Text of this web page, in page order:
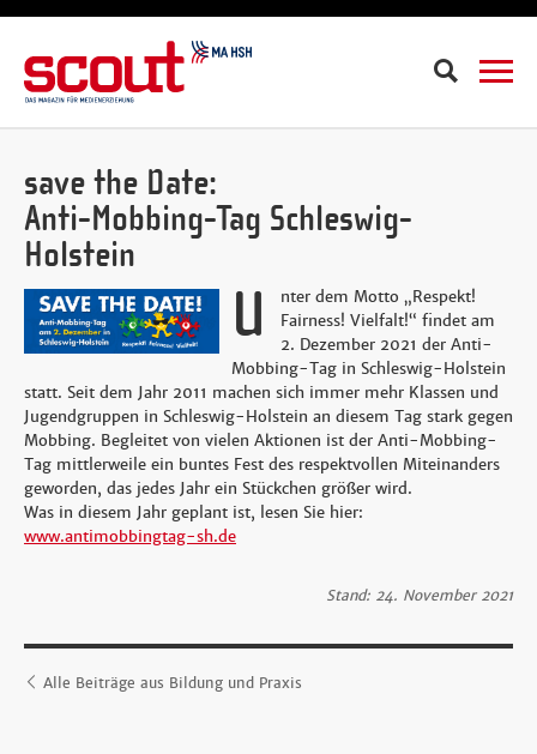
Suche
save the Date:
Anti-Mobbing-Tag Schleswig-
Holstein
U
nter dem Motto „Respekt!
Fairness! Vielfalt!“ findet am
2. Dezember 2021 der Anti-
Mobbing-Tag in Schleswig-Holstein
statt. Seit dem Jahr 2011 machen sich immer mehr Klassen und
Jugendgruppen in Schleswig-Holstein an diesem Tag stark gegen
Mobbing. Begleitet von vielen Aktionen ist der Anti-Mobbing-
Tag mittlerweile ein buntes Fest des respektvollen Miteinanders
geworden, das jedes Jahr ein Stückchen größer wird.
Was in diesem Jahr geplant ist, lesen Sie hier:
www.antimobbingtag-sh.de
Stand: 24. November 2021
Alle Beiträge aus Bildung und Praxis